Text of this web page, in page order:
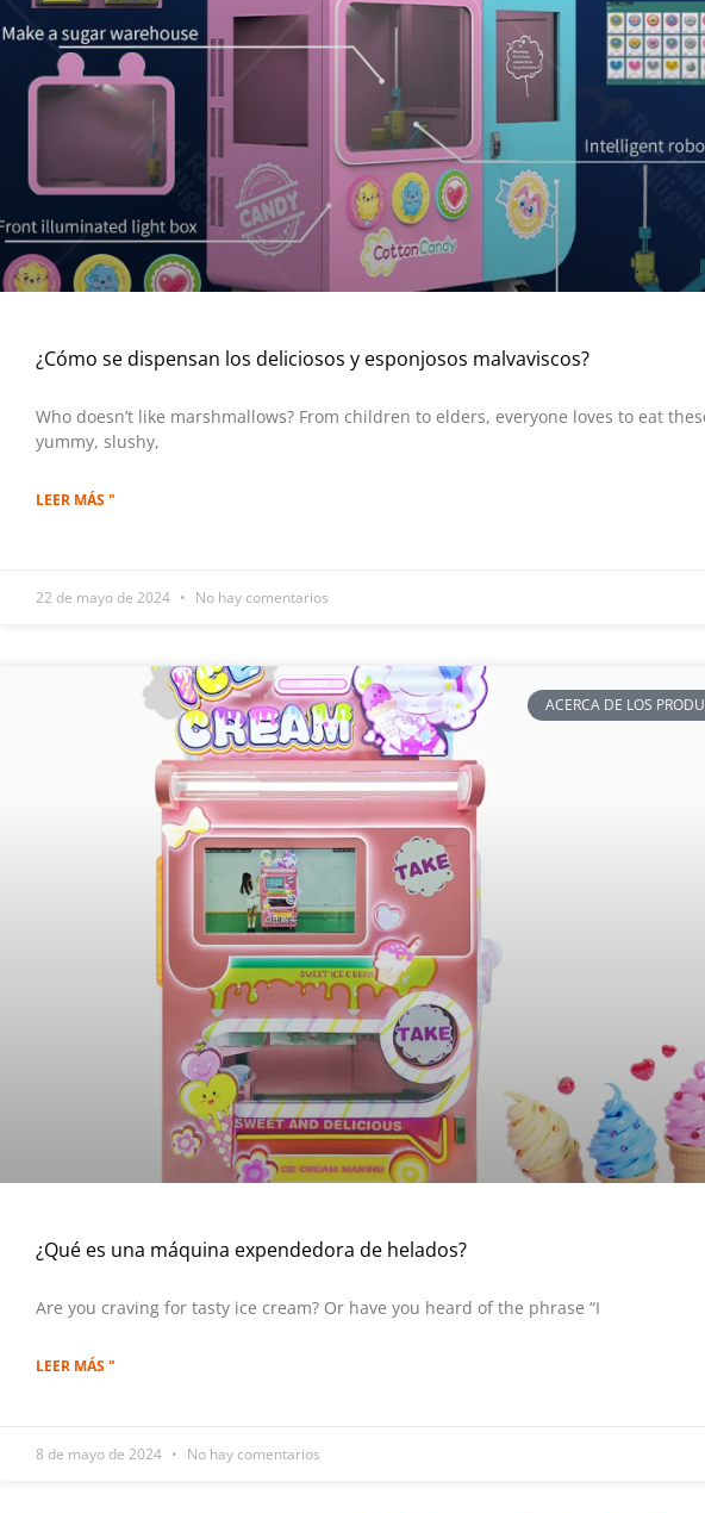
¿Cómo se dispensan los deliciosos y esponjosos malvaviscos?
Who doesn’t like marshmallows? From children to elders, everyone loves to eat
yummy, slushy,
LEER MÁS "
22 de mayo de 2024 No hay comentarios
ACERCA DE LOS
¿Qué es una máquina expendedora de helados?
Are you craving for tasty ice cream? Or have you heard of the phrase “I
LEER MÁS "
8 de mayo de 2024 No hay comentarios